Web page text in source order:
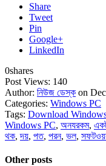
Share
Tweet
Pin
Google+
LinkedIn
0shares
Post Views: 140
Author: নিউজ ডেস্ক on
Categories: Windows PC
Tags: Download
Windows PC, অনযরকম,
থক,দয়, পত, পরন, ভল,
Other posts